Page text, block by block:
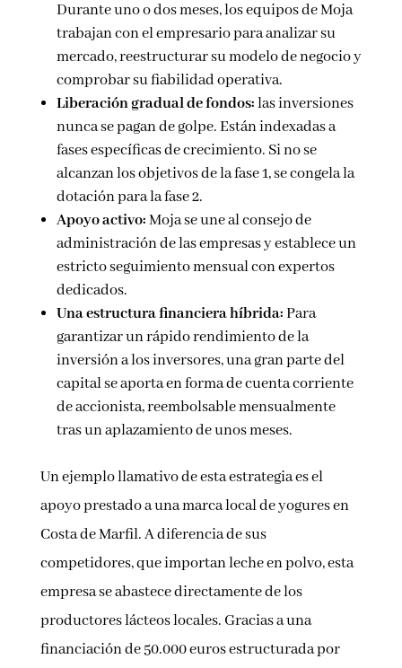
Durante uno o dos meses, los equipos de Moja
trabajan con el empresario para analizar su
mercado, reestructurar su modelo de negocio y
comprobar su fiabilidad operativa.
Liberación gradual de fondos:las inversiones
nunca se pagan de golpe. Están indexadas a
fases específicas de crecimiento. Si no se
alcanzan los objetivos de la fase 1, se congela la
dotación para la fase 2.
Apoyo activo:Moja se une al consejo de
administración de las empresas y establece un
estricto seguimiento mensual con expertos
dedicados.
Una estructura financiera híbrida:Para
garantizar un rápido rendimiento de la
inversión a los inversores, una gran parte del
capital se aporta en forma de cuenta corriente
de accionista, reembolsable mensualmente
tras un aplazamiento de unos meses.
Un ejemplo llamativo de esta estrategia es el
apoyo prestado a una marca local de yogures en
Costa de Marfil. A diferencia de sus
competidores, que importan leche en polvo, esta
empresa se abastece directamente de los
productores lácteos locales. Gracias a una
financiación de 50.000 euros estructurada por